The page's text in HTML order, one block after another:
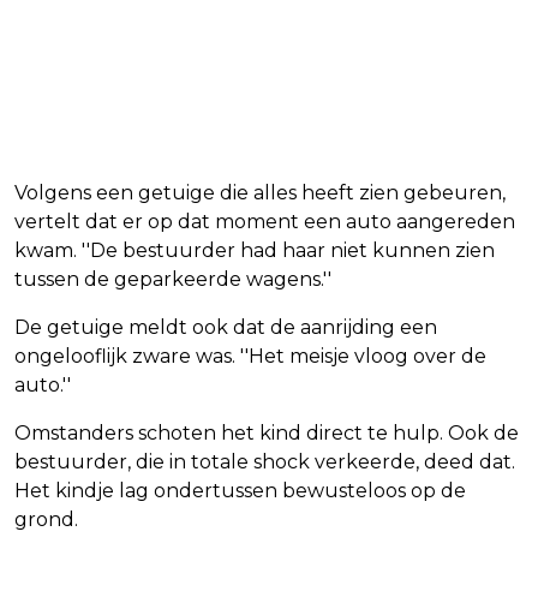
Volgens een getuige die alles heeft zien gebeuren,
vertelt dat er op dat moment een auto aangereden
kwam. ''De bestuurder had haar niet kunnen zien
tussen de geparkeerde wagens.''
De getuige meldt ook dat de aanrijding een
ongelooflijk zware was. ''Het meisje vloog over de
auto.''
Omstanders schoten het kind direct te hulp. Ook de
bestuurder, die in totale shock verkeerde, deed dat.
Het kindje lag ondertussen bewusteloos op de
grond.